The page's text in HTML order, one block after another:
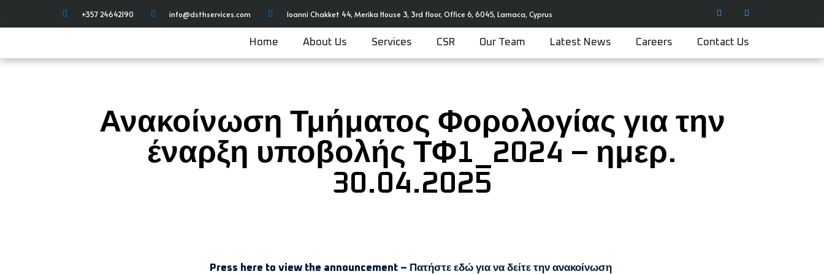
+357 24642190 info@dsthservices.com Ioanni Chakket 44, Merika House 3, 3rd floor, Office 6, 6045, Larnaca, Cyprus
Home About Us Services CSR Our Team Latest News Careers Contact Us
Ανακοίνωση Τμήματος Φορολογίας για την
έναρξη υποβολής ΤΦ1_2024 – ημερ.
30.04.2025
Press here to view the announcement – Πατήστε εδώ για να δείτε την ανακοίνωση